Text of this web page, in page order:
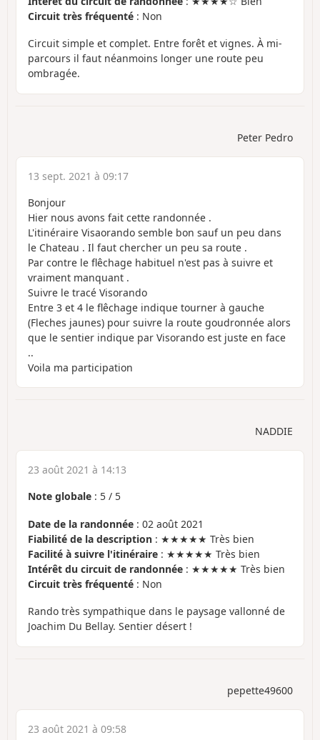
Circuit très fréquenté : Non
Circuit simple et complet. Entre forêt et vignes. À mi-
parcours il faut néanmoins longer une route peu
ombragée.
Peter Pedro
13 sept. 2021 à 09:17
Bonjour
Hier nous avons fait cette randonnée .
L'itinéraire Visaorando semble bon sauf un peu dans
le Chateau . Il faut chercher un peu sa route .
Par contre le flêchage habituel n'est pas à suivre et
vraiment manquant .
Suivre le tracé Visorando
Entre 3 et 4 le flêchage indique tourner à gauche
(Fleches jaunes) pour suivre la route goudronnée alors
que le sentier indique par Visorando est juste en face
..
Voila ma participation
NADDIE
23 août 2021 à 14:13
Note globale : 5 / 5
Date de la randonnée : 02 août 2021
Fiabilité de la description : ★★★★★ Très bien
Facilité à suivre l'itinéraire : ★★★★★ Très bien
Intérêt du circuit de randonnée : ★★★★★ Très bien
Circuit très fréquenté : Non
Rando très sympathique dans le paysage vallonné de
Joachim Du Bellay. Sentier désert !
pepette49600
23 août 2021 à 09:58